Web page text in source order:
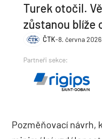
Turek otočil.
zůstanou blíže
ČTK-8. června 2026
Partneři sekce:
Pozměňovací návrh,